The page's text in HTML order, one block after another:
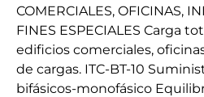
COMERCIALES, OFICINAS,
FINES ESPECIALES Carga
edificios comerciales,
de cargas. ITC-BT-10
bifásicos-monofásico